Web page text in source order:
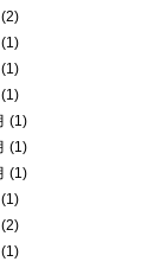
(1)
(1)
(1)